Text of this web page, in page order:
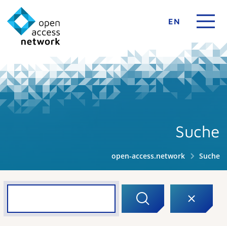
EN
Suche
open-access.network Suche